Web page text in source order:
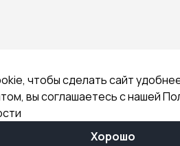
чтобы сделать сайт
вы соглашаетесь с нашей
Хорошо